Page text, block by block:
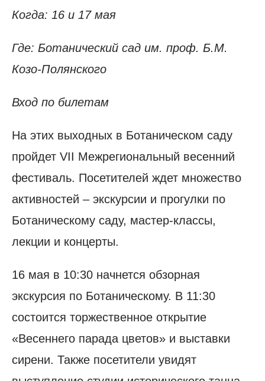
Когда: 16 и 17 мая
Где: Ботанический сад им. проф. Б.М.
Козо-Полянского
Вход по билетам
На этих выходных в Ботаническом саду
пройдет VII Межрегиональный весенний
фестиваль. Посетителей ждет множество
активностей – экскурсии и прогулки по
Ботаническому саду, мастер-классы,
лекции и концерты.
16 мая в 10:30 начнется обзорная
экскурсия по Ботаническому. В 11:30
состоится торжественное открытие
«Весеннего парада цветов» и выставки
сирени. Также посетители увидят